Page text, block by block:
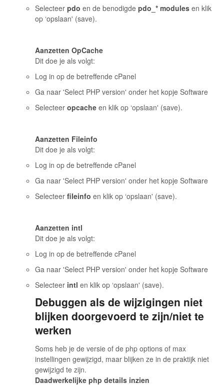
Selecteer pdo en de benodigde pdo_* modules en klik
op ‘opslaan' (save).
Aanzetten OpCache
Dit doe je als volgt:
Log in op de betreffende cPanel
Ga naar 'Select PHP version' onder het kopje Software
Selecteer opcache en klik op ‘opslaan' (save).
Aanzetten Fileinfo
Dit doe je als volgt:
Log in op de betreffende cPanel
Ga naar 'Select PHP version' onder het kopje Software
Selecteer fileinfo en klik op ‘opslaan' (save).
Aanzetten intl
Dit doe je als volgt:
Log in op de betreffende cPanel
Ga naar 'Select PHP version' onder het kopje Software
Selecteer intl en klik op ‘opslaan' (save).
Debuggen als de wijzigingen niet
blijken doorgevoerd te zijn/niet te
werken
Soms heb je de versie of de php options of max
instellingen gewijzigd, maar blijken ze in de praktijk niet
gewijzigd te zijn.
Daadwerkelijke php details inzien